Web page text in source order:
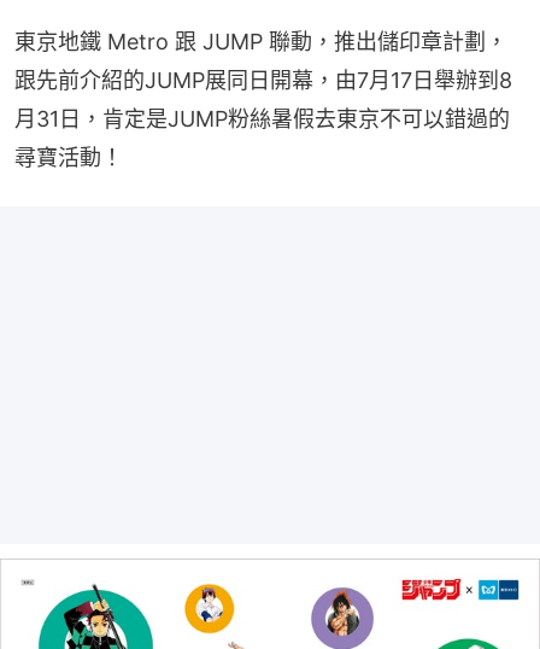
東京地鐵 Metro 跟 JUMP 聯動，推出儲印章計劃，
跟先前介紹的JUMP展同日開幕，由7月17日舉辦到8
月31日，肯定是JUMP粉絲暑假去東京不可以錯過的
尋寶活動！